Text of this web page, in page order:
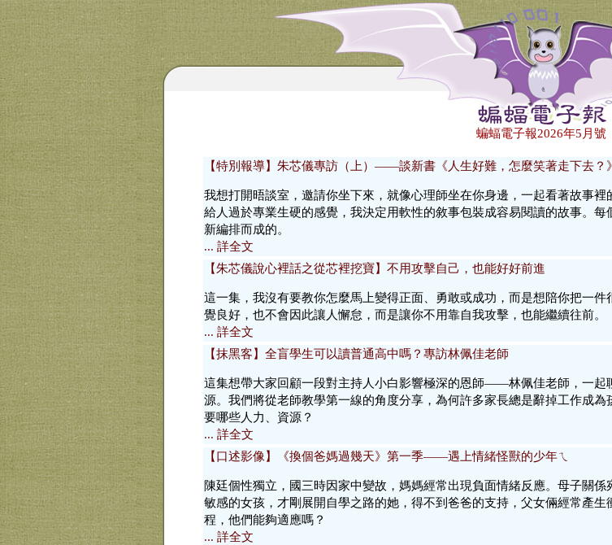
蝙蝠電子報2026年5月號
【特別報導】朱芯儀專訪（上）——談新書《人生好難，怎麼笑著走下去？》
我想打開晤談室，邀請你坐下來，就像心理師坐在你身邊，一起看著故事
給人過於專業生硬的感覺，我決定用軟性的敘事包裝成容易閱讀的故事。
新編排而成的。
... 詳全文
【朱芯儀說心裡話之從芯裡挖寶】不用攻擊自己，也能好好前進
這一集，我沒有要教你怎麼馬上變得正面、勇敢或成功，而是想陪你把一
覺良好，也不會因此讓人懈怠，而是讓你不用靠自我攻擊，也能繼續往前。
... 詳全文
【抹黑客】全盲學生可以讀普通高中嗎？專訪林佩佳老師
這集想帶大家回顧一段對主持人小白影響極深的恩師——林佩佳老師，一起
源。我們將從老師教學第一線的角度分享，為何許多家長總是辭掉工作成
要哪些人力、資源？
... 詳全文
【口述影像】《換個爸媽過幾天》第一季——遇上情緒怪獸的少年ㄟ
陳廷個性獨立，國三時因家中變故，媽媽經常出現負面情緒反應。母子關
敏感的女孩，才剛展開自學之路的她，得不到爸爸的支持，父女倆經常產
程，他們能夠適應嗎？
... 詳全文